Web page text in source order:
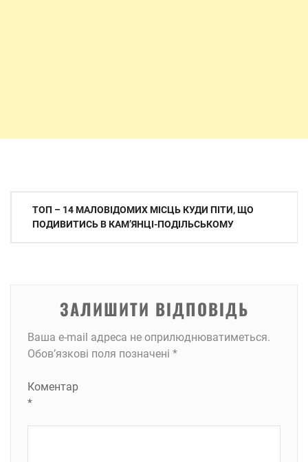
Навігація
записів
ТОП – 14 МАЛОВІДОМИХ МІСЦЬ КУДИ ПІТИ, ЩО
ПОДИВИТИСЬ В КАМʼЯНЦІ-ПОДІЛЬСЬКОМУ
ЗАЛИШИТИ ВІДПОВІДЬ
Ваша e-mail адреса не оприлюднюватиметься.
Обов’язкові поля позначені *
Коментар
*